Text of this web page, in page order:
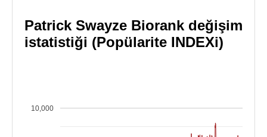
Patrick Swayze Biorank değişim
istatistiği (Popülarite INDEXi)
10,000